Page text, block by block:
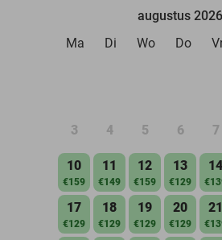
augustus 2026
Ma
Di Wo Do
3 4 5 6 7
10
€159
11
€149
12
€159
13
€129
14
17
€129
18
€129
19
€129
20
€129
21